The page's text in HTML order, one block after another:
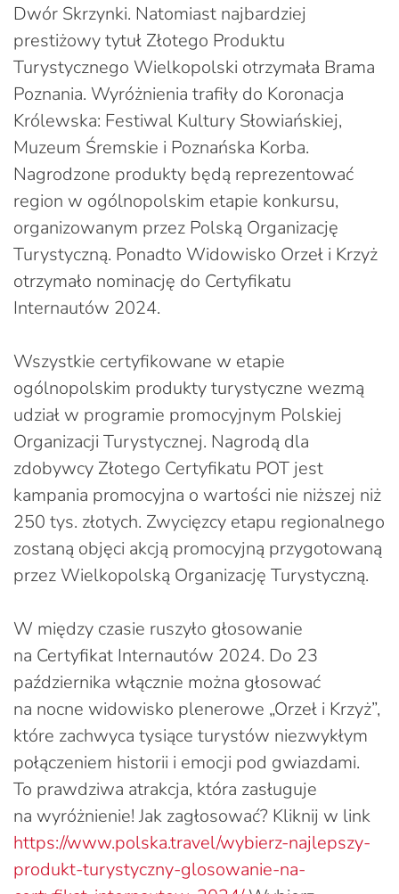
Dwór Skrzynki. Natomiast najbardziej
prestiżowy tytuł Złotego Produktu
Turystycznego Wielkopolski otrzymała Brama
Poznania. Wyróżnienia trafiły do Koronacja
Królewska: Festiwal Kultury Słowiańskiej,
Muzeum Śremskie i Poznańska Korba.
Nagrodzone produkty będą reprezentować
region w ogólnopolskim etapie konkursu,
organizowanym przez Polską Organizację
Turystyczną. Ponadto Widowisko Orzeł i Krzyż
otrzymało nominację do Certyfikatu
Internautów 2024.
Wszystkie certyfikowane w etapie
ogólnopolskim produkty turystyczne wezmą
udział w programie promocyjnym Polskiej
Organizacji Turystycznej. Nagrodą dla
zdobywcy Złotego Certyfikatu POT jest
kampania promocyjna o wartości nie niższej niż
250 tys. złotych. Zwycięzcy etapu regionalnego
zostaną objęci akcją promocyjną przygotowaną
przez Wielkopolską Organizację Turystyczną.
W między czasie ruszyło głosowanie
na Certyfikat Internautów 2024. Do 23
października włącznie można głosować
na nocne widowisko plenerowe „Orzeł i Krzyż”,
które zachwyca tysiące turystów niezwykłym
połączeniem historii i emocji pod gwiazdami.
To prawdziwa atrakcja, która zasługuje
na wyróżnienie! Jak zagłosować? Kliknij w link
https://www.polska.travel/wybierz-najlepszy-
produkt-turystyczny-glosowanie-na-